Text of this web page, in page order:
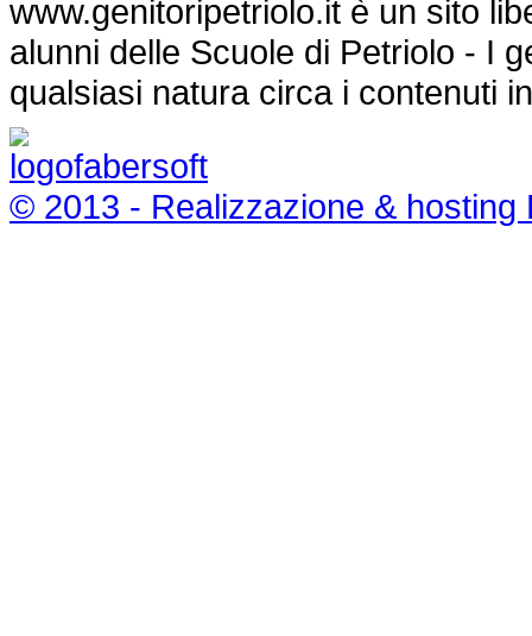
www.genitoripetriolo.it è un sito
alunni delle Scuole di Petriolo - I
qualsiasi natura circa i contenuti
© 2013 - Realizzazione & hosting